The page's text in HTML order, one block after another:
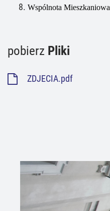
Wspólnota Mieszkaniowa
pobierz Pliki
ZDJECIA.pdf